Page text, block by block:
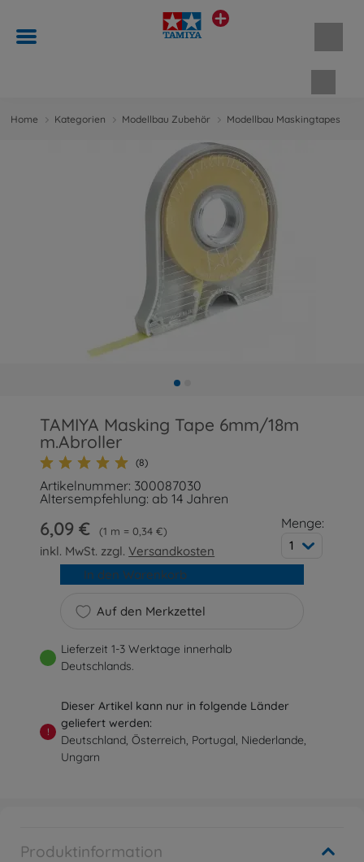
Home Kategorien Modellbau Zubehör Modellbau Maskingtapes
TAMIYA Masking Tape 6mm/18m
m.Abroller
(8)
Artikelnummer: 300087030
Altersempfehlung: ab 14 Jahren
6,09 € 1 m = 0,34 €
inkl. MwSt. zzgl.Versandkosten
Menge:
1
Auf den Merkzettel
In den Warenkorb
Lieferzeit 1-3 Werktage innerhalb
Deutschlands.
!
Dieser Artikel kann nur in folgende Länder
geliefert werden:
Deutschland, Österreich, Portugal, Niederlande,
Ungarn
Produktinformation